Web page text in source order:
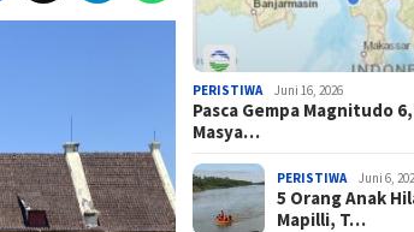
PERISTIWA Juni 16, 2026
Pasca Gempa Magnitudo
Masya…
PERISTIWA Juni 6,
5 Orang Anak
Mapilli, T…